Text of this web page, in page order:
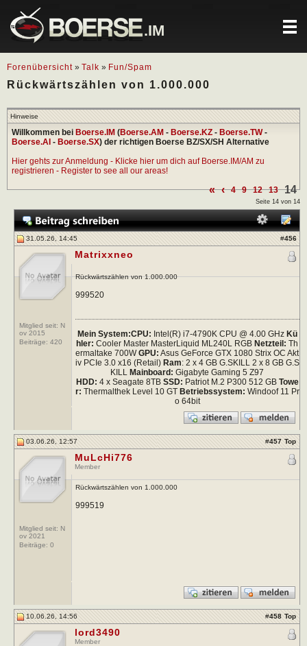
.IM
Forenübersicht » Talk » Fun/Spam
Rückwärtszählen von 1.000.000
Hinweise
Willkommen bei Boerse.IM (Boerse.AM - Boerse.KZ - Boerse.TW-
Boerse.AI - Boerse.SX) der richtigen Boerse BZ/SX/SH Alternative
Hier gehts zur Anmeldung - Klicke hier um dich auf Boerse.IM/AM zu
registrieren - Register to see all our areas!
« ‹ 4 9 12 13 14
Seite 14 von 14
31.05.26, 14:45 #456
Mitglied seit: N
ov 2015
Beiträge: 420
Matrixxneo
Rückwärtszählen von 1.000.000
999520
Mein System:CPU: Intel(R) i7-4790K CPU @ 4.00 GHz Kü
hler: Cooler Master MasterLiquid ML240L RGBNetzteil: Th
ermaltake 700WGPU: Asus GeForce GTX 1080 Strix OC Akt
iv PCIe 3.0 x16 (Retail) Ram: 2 x 4 GB G.SKILL 2 x 8 GB G.S
KILLMainboard: Gigabyte Gaming 5 Z97
HDD: 4 x Seagate 8TB SSD: Patriot M.2 P300 512 GB Towe
r: Thermalthek Level 10 GT Betriebssystem: Windoof 11 Pr
o 64bit
03.06.26, 12:57 #457 Top
Mitglied seit: N
ov 2021
Beiträge: 0
MuLcHi776
Member
Rückwärtszählen von 1.000.000
999519
10.06.26, 14:56 #458 Top
lord3490
Member